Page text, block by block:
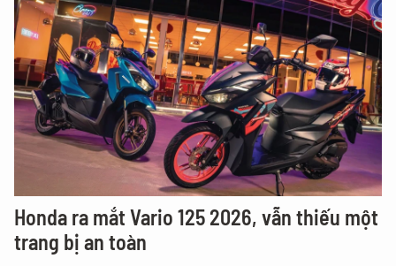
Honda ra mắt Vario 125 2026, vẫn thiếu một
trang bị an toàn